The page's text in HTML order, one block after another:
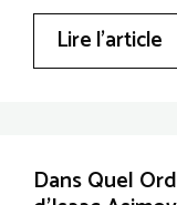
Lire l’article
Dans Quel